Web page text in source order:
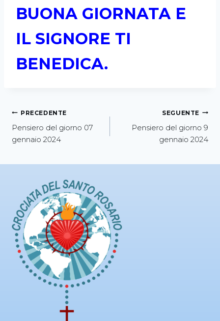
BUONA GIORNATA E
IL SIGNORE TI
BENEDICA.
PRECEDENTE
Pensiero del giorno 07
gennaio 2024
SEGUENTE
Pensiero del giorno 9
gennaio 2024